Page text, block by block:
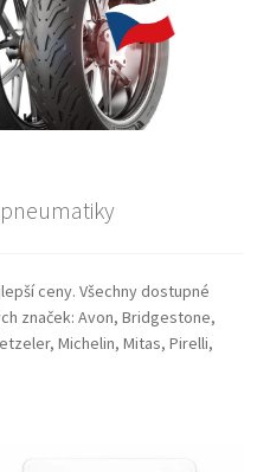
ceny. Všechny dostupné
značek: Avon, Bridgestone,
Michelin, Mitas, Pirelli,